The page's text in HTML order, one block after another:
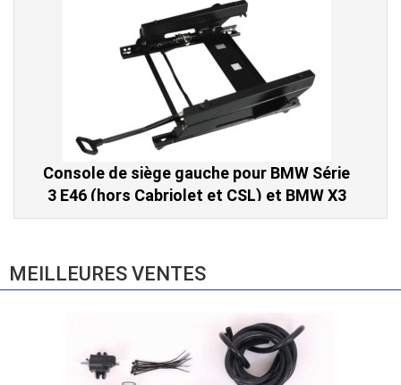
Console de siège gauche pour BMW Série
3 E46 (hors Cabriolet et CSL) et BMW X3
E83 (2004-2010)
MEILLEURES VENTES